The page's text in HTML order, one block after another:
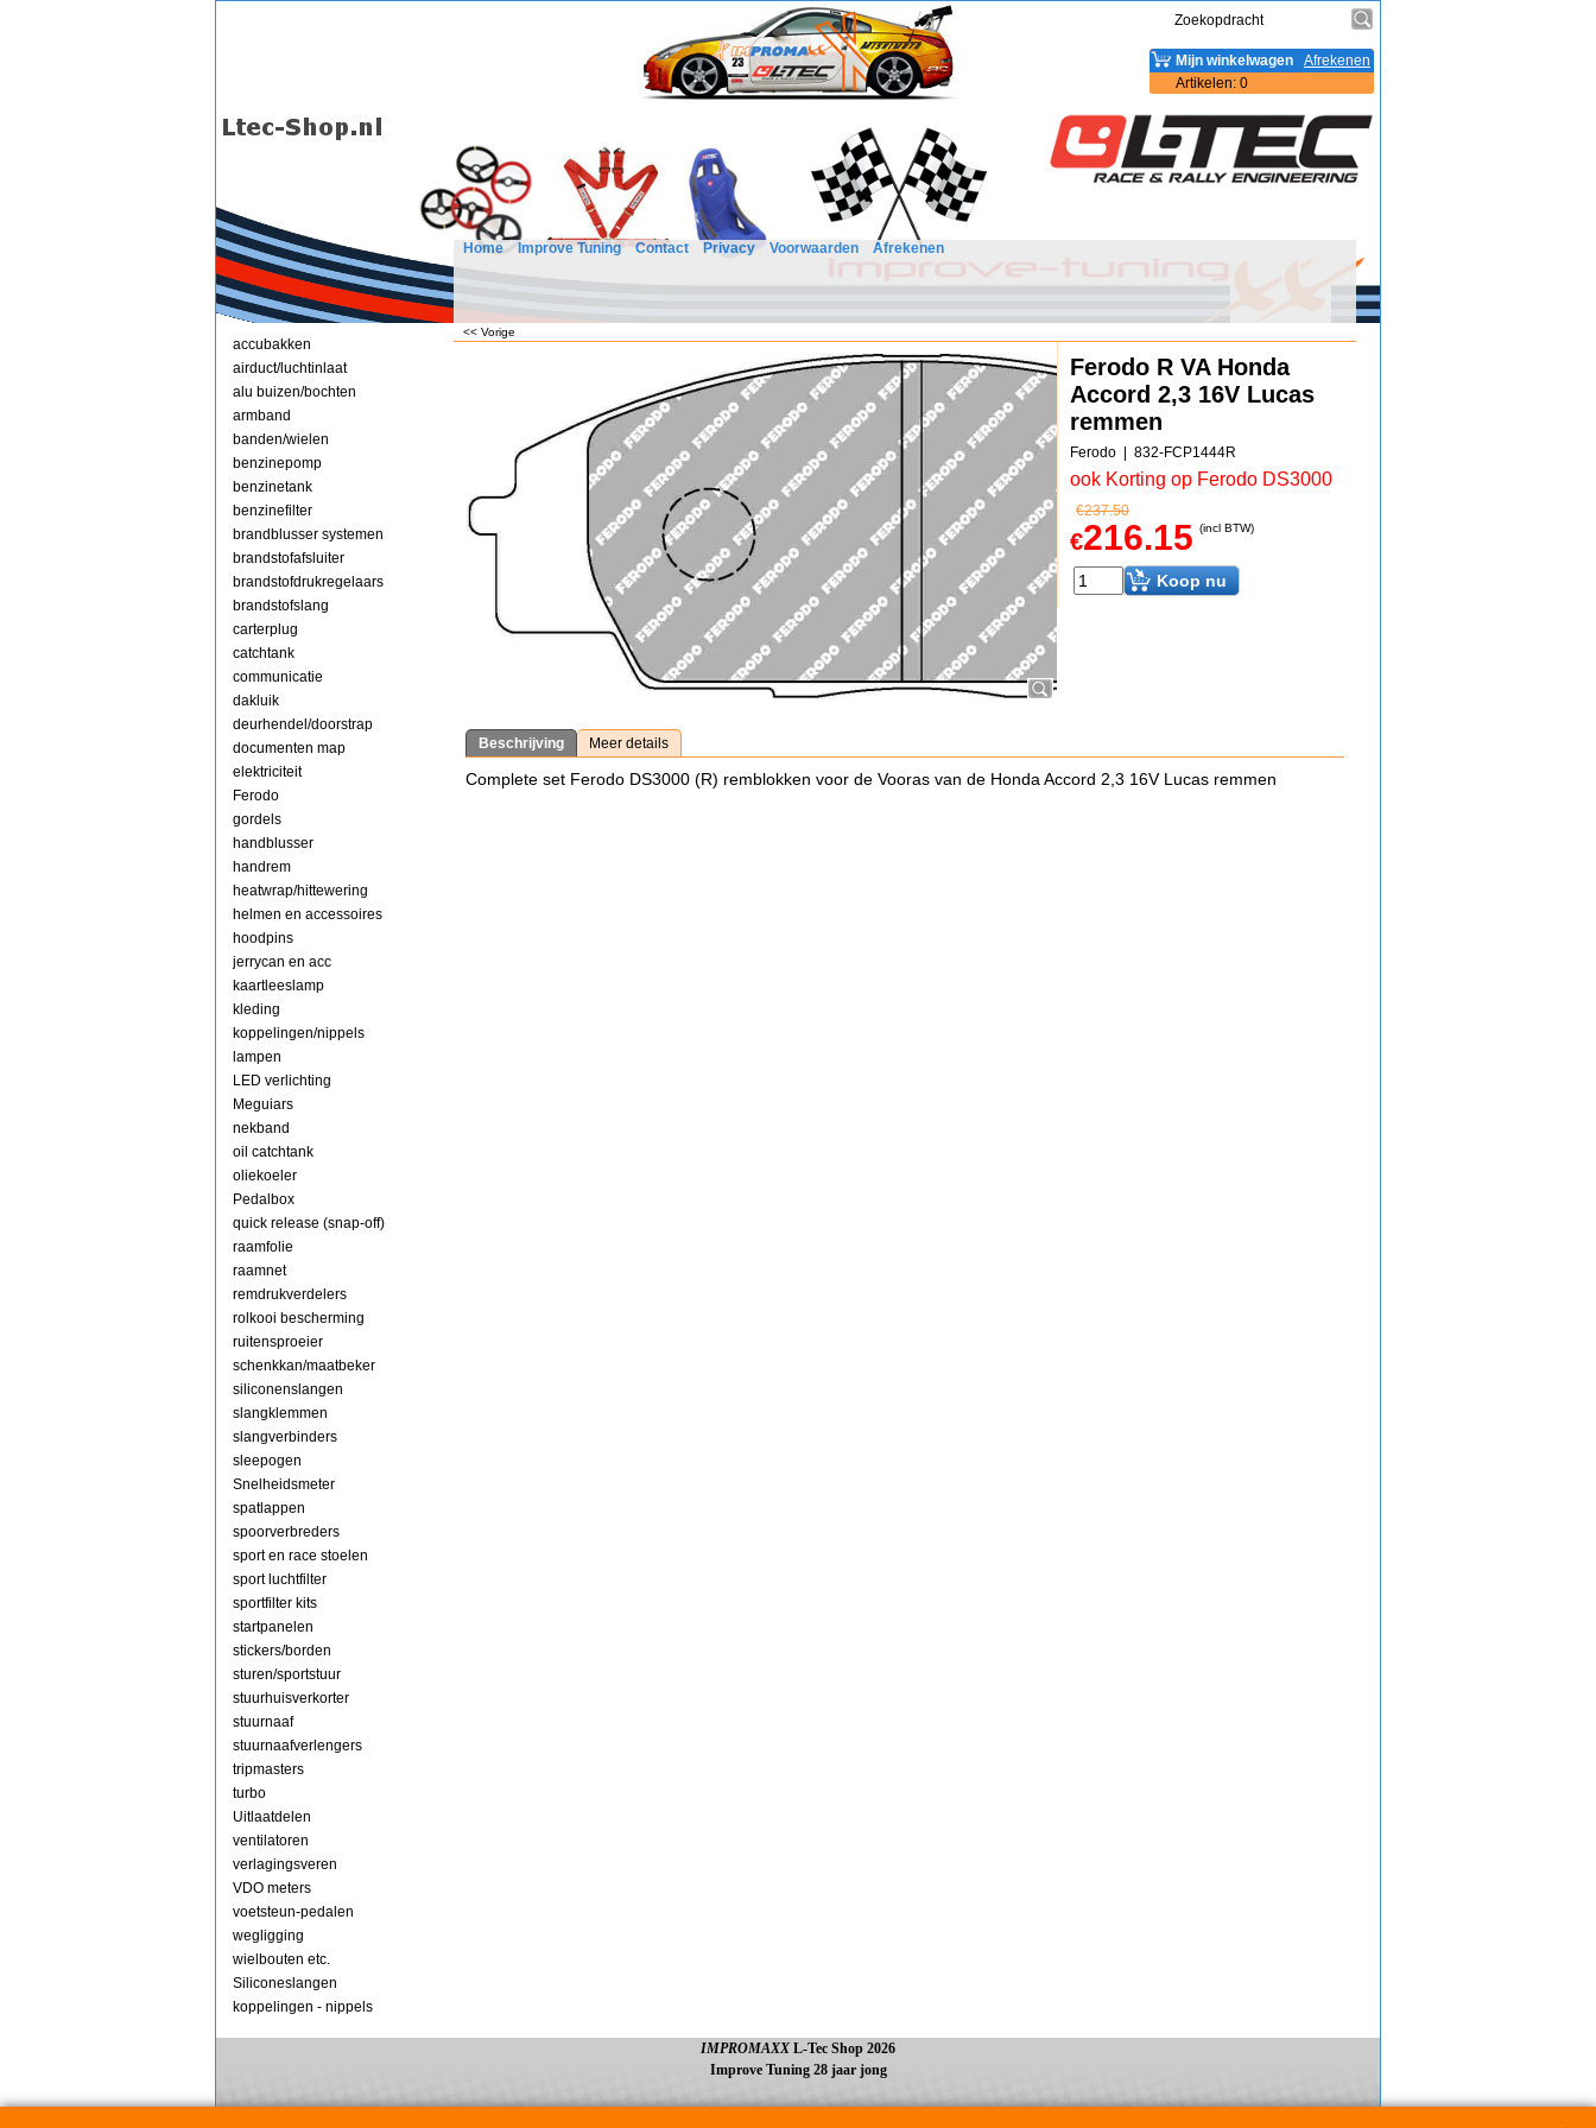
Afrekenen
Mijn winkelwagen
Artikelen: 0
Home Improve Tuning Contact Privacy Voorwaarden Afrekenen
accubakken
airduct/luchtinlaat
alu buizen/bochten
armband
banden/wielen
benzinepomp
benzinetank
benzinefilter
brandblusser systemen
brandstofafsluiter
brandstofdrukregelaars
brandstofslang
carterplug
catchtank
communicatie
dakluik
deurhendel/doorstrap
documenten map
elektriciteit
Ferodo
gordels
handblusser
handrem
heatwrap/hittewering
helmen en accessoires
hoodpins
jerrycan en acc
kaartleeslamp
kleding
koppelingen/nippels
lampen
LED verlichting
Meguiars
nekband
oil catchtank
oliekoeler
Pedalbox
quick release (snap-off)
raamfolie
raamnet
remdrukverdelers
rolkooi bescherming
ruitensproeier
schenkkan/maatbeker
siliconenslangen
slangklemmen
slangverbinders
sleepogen
Snelheidsmeter
spatlappen
spoorverbreders
sport en race stoelen
sport luchtfilter
sportfilter kits
startpanelen
stickers/borden
sturen/sportstuur
stuurhuisverkorter
stuurnaaf
stuurnaafverlengers
tripmasters
turbo
Uitlaatdelen
ventilatoren
verlagingsveren
VDO meters
voetsteun-pedalen
wegligging
wielbouten etc.
Siliconeslangen
koppelingen - nippels
<< Vorige
Ferodo R VA Honda
Accord 2,3 16V Lucas
remmen
Ferodo 832-FCP1444R
ook Korting op Ferodo DS3000
€237.50
€216.15 (incl BTW)
Koop nu
Beschrijving Meer details
Complete set Ferodo DS3000 (R) remblokken voor de Vooras van de Honda Accord 2,3 16V Lucas remmen
IMPROMAXX L-Tec Shop 2026
Improve Tuning 28 jaar jong